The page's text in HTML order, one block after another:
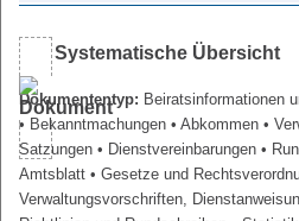
Systematische Übersicht
Dokumententyp: Beiratsinformationen
• Bekanntmachungen • Abkommen •
Satzungen • Dienstvereinbarungen •
Amtsblatt • Gesetze und
Verwaltungsvorschriften,